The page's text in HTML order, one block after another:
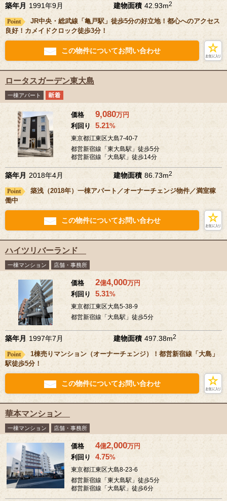
築年月 1991年9月 建物面積 42.93m2
JR中央・総武線「亀戸駅」徒歩5分の好立地！都心へのアクセス
良好！カメイドクロック徒歩3分！
この物件についてお問い合わせ
ロータスガーデン東大島
一棟アパート
価格 9,080万円
利回り
5.21%
東京都江東区大島7-40-7
都営新宿線「東大島駅」徒歩5分
都営新宿線「大島駅」徒歩14分
築年月 2018年4月 建物面積 86.73m2
築浅（2018年）一棟アパート／オーナーチェンジ物件／満室稼
働中
この物件についてお問い合わせ
ハイツリバーランド
一棟マンション 店舗・事務所
価格 2億4,000万円
利回り
5.31%
東京都江東区大島5-38-9
都営新宿線「大島駅」徒歩5分
築年月 1997年7月 建物面積 497.38m2
1棟売りマンション（オーナーチェンジ）！都営新宿線「大島」
駅徒歩5分！
この物件についてお問い合わせ
華本マンション
一棟マンション 店舗・事務所
価格 4億2,000万円
利回り
4.75%
東京都江東区大島8-23-6
都営新宿線「東大島駅」徒歩5分
都営新宿線「大島駅」徒歩6分